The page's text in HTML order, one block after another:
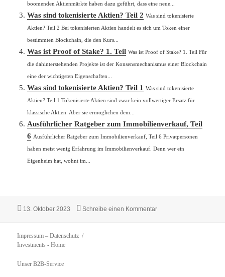
boomenden Aktienmärkte haben dazu geführt, dass eine neue...
Was sind tokenisierte Aktien? Teil 2 Was sind tokenisierte
Aktien? Teil 2 Bei tokenisierten Aktien handelt es sich um Token einer
bestimmten Blockchain, die den Kurs...
Was ist Proof of Stake? 1. Teil Was ist Proof of Stake? 1. Teil Für
die dahinterstehenden Projekte ist der Konsensmechanismus einer Blockchain
eine der wichtigsten Eigenschaften...
Was sind tokenisierte Aktien? Teil 1 Was sind tokenisierte
Aktien? Teil 1 Tokenisierte Aktien sind zwar kein vollwertiger Ersatz für
klassische Aktien. Aber sie ermöglichen dem...
Ausführlicher Ratgeber zum Immobilienverkauf, Teil
6 Ausführlicher Ratgeber zum Immobilienverkauf, Teil 6 Privatpersonen
haben meist wenig Erfahrung im Immobilienverkauf. Denn wer ein
Eigenheim hat, wohnt im...
Veröffentlicht
13. Oktober 2023 Schreibe einen Kommentarzu Was bedeutet
Impressum – Datenschutz
Investments - Home
Unser B2B-Service